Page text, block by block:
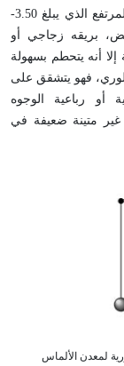
يكسب الألماس صلابته الفائقة (10) ووزنه النوعي المرتفع الذي يبلغ 3.50-
أبيض، بريقه زجاجي أو
أنه يتحطم بسهولة
فهو يتشقق على
أو رباعية الوجوه
غير متينة ضعيفة في